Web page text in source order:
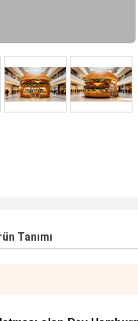
Tanımı